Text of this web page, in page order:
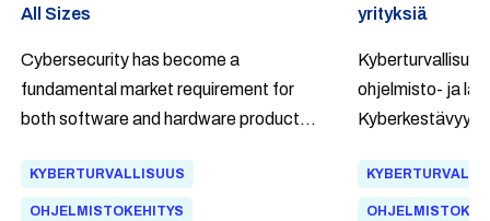
All Sizes
Cybersecurity has become a
fundamental market requirement for
both software and hardware products.
formally Regulation (EU) 2024/2847,
establishes mandatory cybersecurity
KYBERTURVALLISUUS
OHJELMISTOKEHITYS
yrityksiä
ohjelmisto- ja
((EU) 2024/